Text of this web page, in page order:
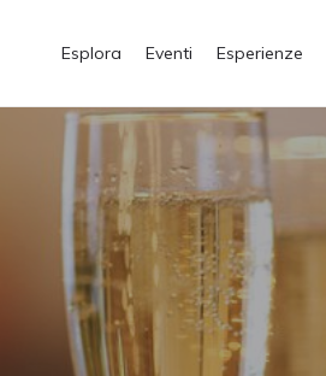
Esplora Eventi Esperienze